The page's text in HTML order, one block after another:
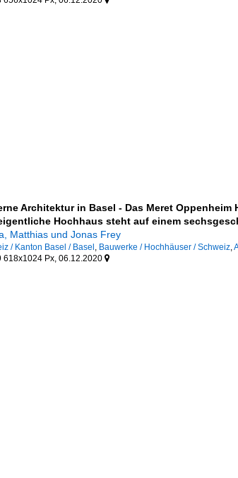
Architektur in Basel - Das Meret
Hochhaus steht auf einem
Matthias und Jonas Frey
/ Kanton Basel / Basel , Bauwerke / Hochhäuser / Schweiz,
Px, 06.12.2020 